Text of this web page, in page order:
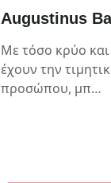
Augustinus
Με τόσο κρύο
έχουν την
προσώπου, μπ…